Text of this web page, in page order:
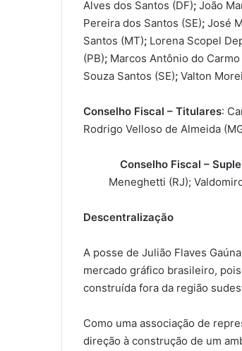
Alves dos Santos (DF); João
Pereira dos Santos (SE); José
Santos (MT); Lorena Scopel
(PB); Marcos Antônio do Carmo
Souza Santos (SE); Valton
Conselho Fiscal – Titulares:
Rodrigo Velloso de Almeida
Conselho Fiscal –
Meneghetti (RJ); Valdomiro
Descentralização
A posse de Julião Flaves
mercado gráfico brasileiro,
construída fora da região
Como uma associação de
direção à construção de um